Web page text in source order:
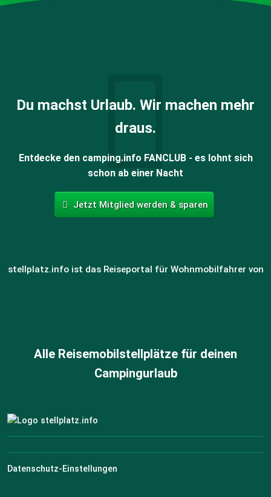
Du machst Urlaub. Wir machen mehr
draus.
Entdecke den camping.info FANCLUB - es lohnt sich
schon ab einer Nacht
Jetzt Mitglied werden & sparen
stellplatz.info ist das Reiseportal für Wohnmobilfahrer von
Alle Reisemobilstellplätze für deinen
Campingurlaub
Datenschutz-Einstellungen